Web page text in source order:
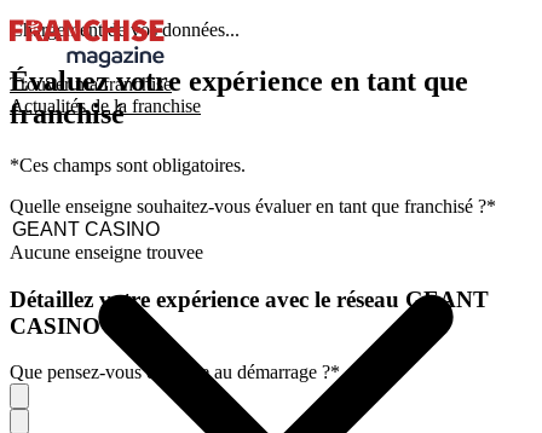
Trouver ma franchise
Actualités de la franchise
Chargement de vos données...
Évaluez votre expérience en tant que
franchisé
*Ces champs sont obligatoires.
Quelle enseigne souhaitez-vous évaluer en tant que franchisé ?*
Aucune enseigne trouvee
Détaillez votre expérience avec le réseau GEANT
CASINO
Que pensez-vous de l'aide au démarrage ?*